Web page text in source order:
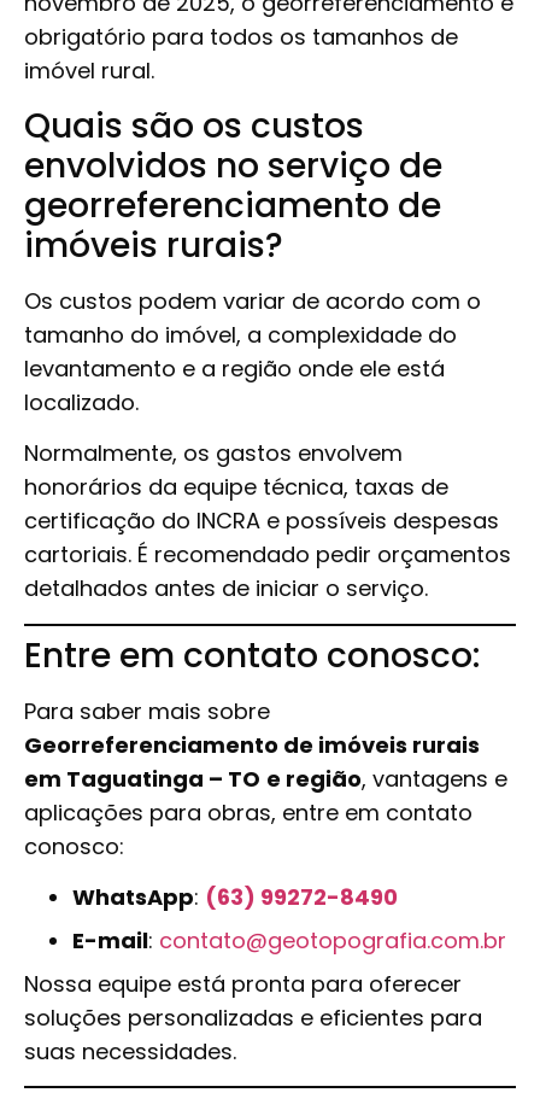
obrigatório para todos os tamanhos de
imóvel rural.
Quais são os custos
envolvidos no serviço de
georreferenciamento de
imóveis rurais?
Os custos podem variar de acordo com o
tamanho do imóvel, a complexidade do
levantamento e a região onde ele está
localizado.
Normalmente, os gastos envolvem
honorários da equipe técnica, taxas de
certificação do INCRA e possíveis despesas
cartoriais. É recomendado pedir orçamentos
detalhados antes de iniciar o serviço.
Entre em contato conosco:
Para saber mais sobre
Georreferenciamento de imóveis rurais
em Taguatinga – TO e região, vantagens e
aplicações para obras, entre em contato
conosco:
WhatsApp: (63) 99272-8490
E-mail: contato@geotopografia.com.br
Nossa equipe está pronta para oferecer
soluções personalizadas e eficientes para
suas necessidades.